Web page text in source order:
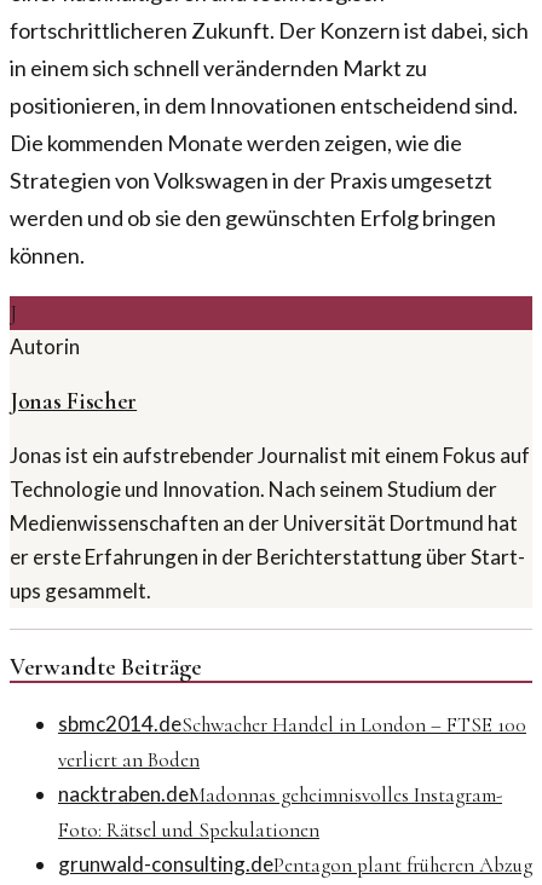
fortschrittlicheren Zukunft. Der Konzern ist dabei, sich
in einem sich schnell verändernden Markt zu
positionieren, in dem Innovationen entscheidend sind.
Die kommenden Monate werden zeigen, wie die
Strategien von Volkswagen in der Praxis umgesetzt
werden und ob sie den gewünschten Erfolg bringen
können.
J
Autorin
Jonas Fischer
Jonas ist ein aufstrebender Journalist mit einem Fokus auf
Technologie und Innovation. Nach seinem Studium der
Medienwissenschaften an der Universität Dortmund hat
er erste Erfahrungen in der Berichterstattung über Start-
ups gesammelt.
Verwandte Beiträge
sbmc2014.deSchwacher Handel in London – FTSE 100
verliert an Boden
nacktraben.deMadonnas geheimnisvolles Instagram-
Foto: Rätsel und Spekulationen
grunwald-consulting.dePentagon plant früheren Abzug